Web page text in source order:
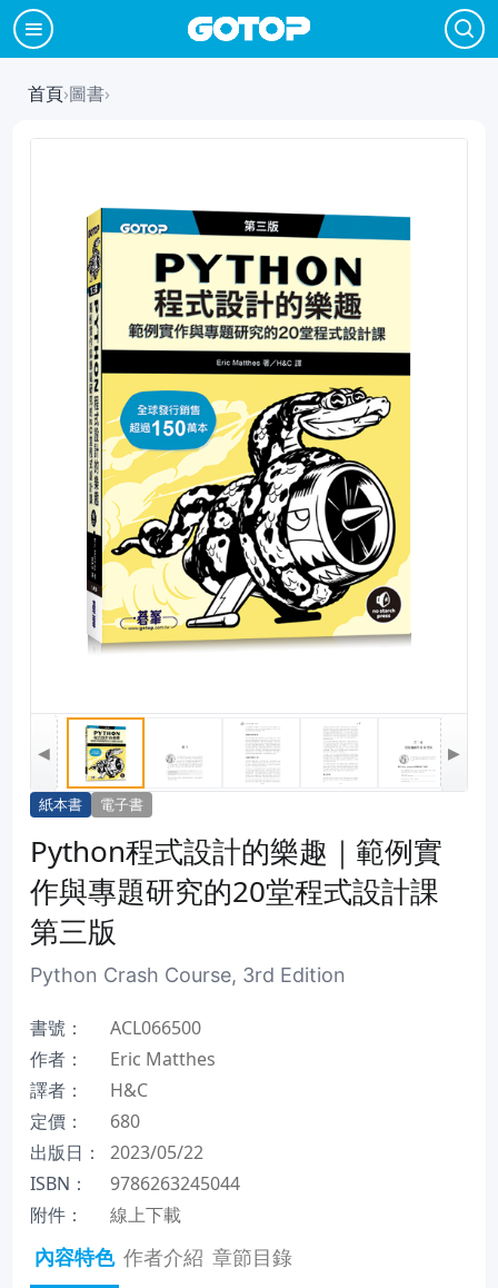
首頁›圖書›
◀ ▶
紙本書 電子書
Python程式設計的樂趣｜範例實
作與專題研究的20堂程式設計課
第三版
Python Crash Course, 3rd Edition
書號：
ACL066500
作者：
Eric Matthes
譯者：
H&C
定價：
680
出版日：
2023/05/22
ISBN：
9786263245044
附件：
線上下載
內容特色 作者介紹 章節目錄